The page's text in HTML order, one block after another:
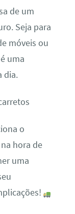
de um
Seja para
móveis ou
uma
dia.
o
hora de
uma